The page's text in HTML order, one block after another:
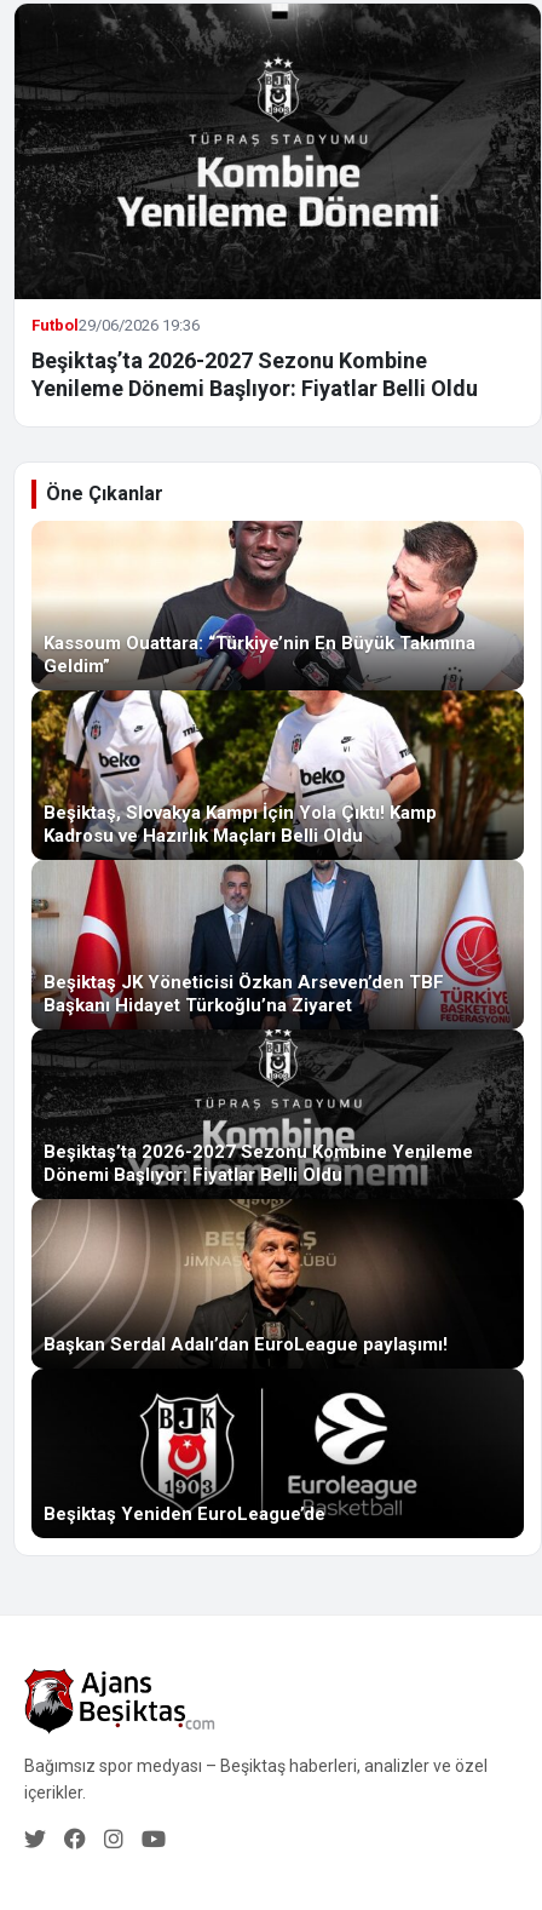
Futbol29/06/2026 19:36
Beşiktaş’ta 2026-2027 Sezonu Kombine
Yenileme Dönemi Başlıyor: Fiyatlar Belli Oldu
Öne Çıkanlar
Kassoum Ouattara: “Türkiye’nin En Büyük Takımına
Geldim”
Beşiktaş, Slovakya Kampı İçin Yola Çıktı! Kamp
Kadrosu ve Hazırlık Maçları Belli Oldu
Beşiktaş JK Yöneticisi Özkan Arseven’den TBF
Başkanı Hidayet Türkoğlu’na Ziyaret
Beşiktaş’ta 2026-2027 Sezonu Kombine Yenileme
Dönemi Başlıyor: Fiyatlar Belli Oldu
Başkan Serdal Adalı’dan EuroLeague paylaşımı!
Beşiktaş Yeniden EuroLeague’de
Bağımsız spor medyası – Beşiktaş haberleri, analizler ve özel
içerikler.